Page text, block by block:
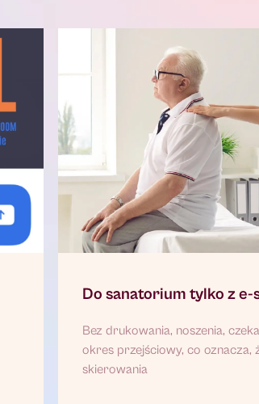
Do sanatorium tylko z
Bez drukowania, noszenia,
okres przejściowy, co oznacza,
skierowania